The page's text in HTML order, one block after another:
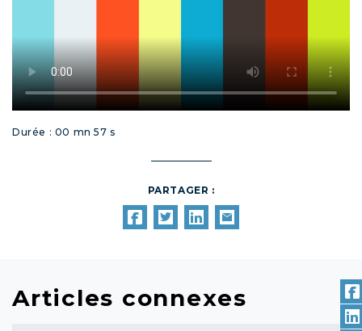
Durée : 00 mn 57 s
PARTAGER :
Articles connexes